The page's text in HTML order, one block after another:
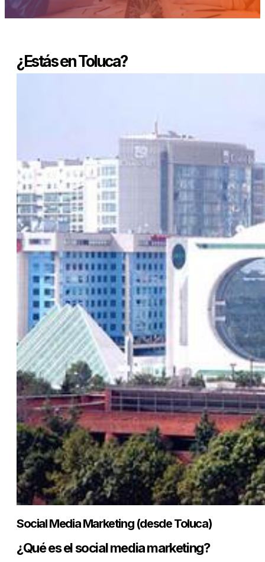
¿Estás en Toluca?
Social Media Marketing (desde Toluca)
¿Qué es el social media marketing?